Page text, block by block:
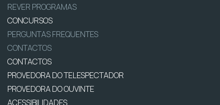
REVER PROGRAMAS
CONCURSOS
PERGUNTAS FREQUENTES
CONTACTOS
CONTACTOS
PROVEDORA DO TELESPECTADOR
PROVEDORA DO OUVINTE
ACESSIBILIDADES